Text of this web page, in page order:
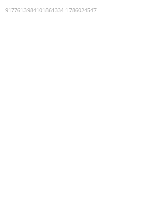
9177613984101861334:1786024547